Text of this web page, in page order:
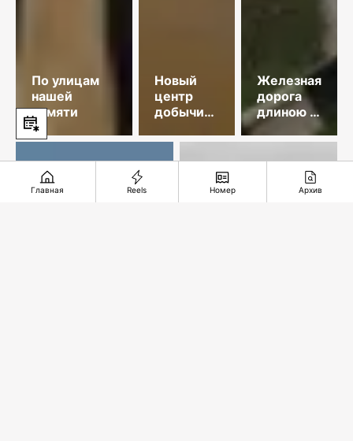
По улицам
нашей
памяти
Новый
центр
добычи
Железная
дорога
длиною в
35 лет
Главная Reels Номер Архив